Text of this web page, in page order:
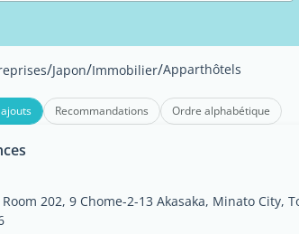
/Japon/Immobilier/Apparthôtels
Recommandations Ordre alphabétique